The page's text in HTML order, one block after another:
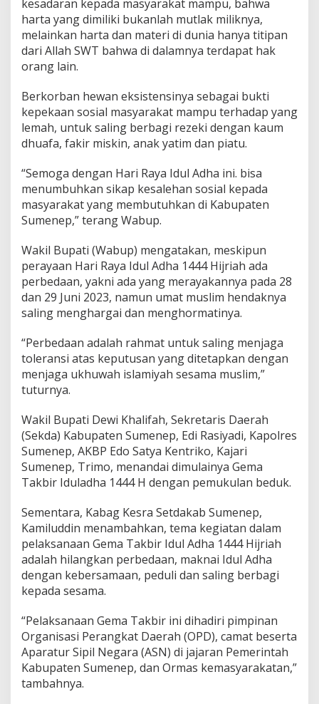
p
e
d
u
n
S
o
s
i
l
kesadaran kepada masyarakat mampu, bahwa
harta yang dimiliki bukanlah mutlak miliknya,
melainkan harta dan materi di dunia hanya titipan
dari Allah SWT bahwa di dalamnya terdapat hak
orang lain.
Berkorban hewan eksistensinya sebagai bukti
kepekaan sosial masyarakat mampu terhadap yang
lemah, untuk saling berbagi rezeki dengan kaum
dhuafa, fakir miskin, anak yatim dan piatu.
“Semoga dengan Hari Raya Idul Adha ini. bisa
menumbuhkan sikap kesalehan sosial kepada
masyarakat yang membutuhkan di Kabupaten
Sumenep,” terang Wabup.
Wakil Bupati (Wabup) mengatakan, meskipun
perayaan Hari Raya Idul Adha 1444 Hijriah ada
perbedaan, yakni ada yang merayakannya pada 28
dan 29 Juni 2023, namun umat muslim hendaknya
saling menghargai dan menghormatinya.
“Perbedaan adalah rahmat untuk saling menjaga
toleransi atas keputusan yang ditetapkan dengan
menjaga ukhuwah islamiyah sesama muslim,”
tuturnya.
Wakil Bupati Dewi Khalifah, Sekretaris Daerah
(Sekda) Kabupaten Sumenep, Edi Rasiyadi, Kapolres
Sumenep, AKBP Edo Satya Kentriko, Kajari
Sumenep, Trimo, menandai dimulainya Gema
Takbir Iduladha 1444 H dengan pemukulan beduk.
Sementara, Kabag Kesra Setdakab Sumenep,
Kamiluddin menambahkan, tema kegiatan dalam
pelaksanaan Gema Takbir Idul Adha 1444 Hijriah
adalah hilangkan perbedaan, maknai Idul Adha
dengan kebersamaan, peduli dan saling berbagi
kepada sesama.
“Pelaksanaan Gema Takbir ini dihadiri pimpinan
Organisasi Perangkat Daerah (OPD), camat beserta
Aparatur Sipil Negara (ASN) di jajaran Pemerintah
Kabupaten Sumenep, dan Ormas kemasyarakatan,”
tambahnya.